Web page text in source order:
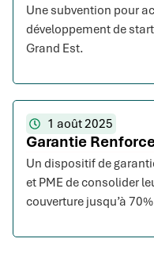
Une subvention pour
développement de
Grand Est.
1 août 2025
Garantie
Un dispositif de
et PME de consolider
couverture jusqu’à